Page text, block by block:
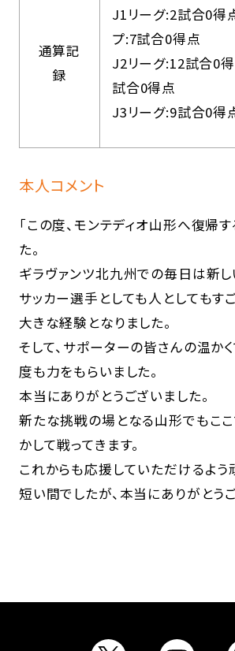
通算記
録
J1リーグ:2試合0得
プ:7試合0得点
J2リーグ:12試合0
試合0得点
J3リーグ:9試合0得
本人コメント
「この度、モンテディオ山形へ復帰
た。
ギラヴァンツ北九州での毎日は新し
サッカー選手としても人としてもす
大きな経験となりました。
そして、サポーターの皆さんの温か
度も力をもらいました。
本当にありがとうございました。
新たな挑戦の場となる山形でもこ
かして戦ってきます。
これからも応援していただけるよう
短い間でしたが、本当にありがとうご